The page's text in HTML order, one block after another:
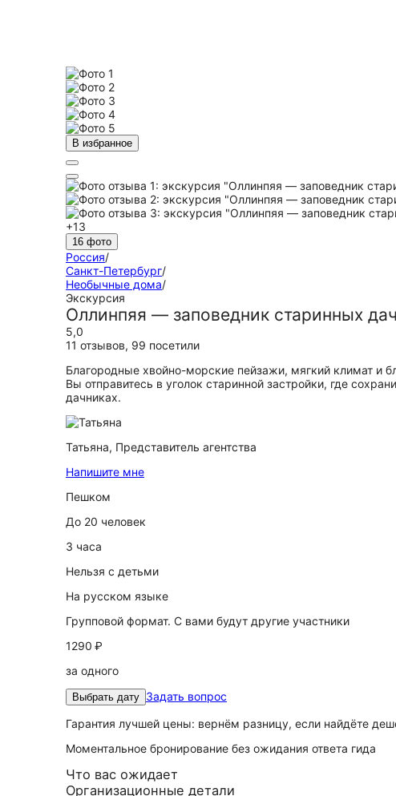
В избранное
+13
16 фото
Россия/
Санкт-Петербург/
Необычные дома/
Экскурсия
Оллинпяя — заповедник старинных дач
5,0
11 отзывов, 99 посетили
Благородные хвойно-морские пейзажи, мягкий климат и
Вы отправитесь в уголок старинной застройки, где
дачниках.
Татьяна, Представитель агентства
Напишите мне
Пешком
До 20 человек
3 часа
Нельзя с детьми
На русском языке
Групповой формат. С вами будут другие участники
1290 ₽
за одного
Выбрать дату Задать вопрос
Гарантия лучшей цены: вернём разницу, если найдёте
Моментальное бронирование без ожидания ответа гида
Что вас ожидает
Организационные детали